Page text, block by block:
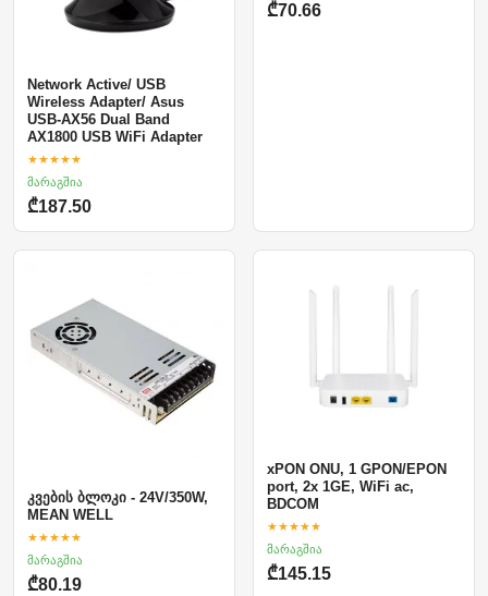
Network Active/ USB
Wireless Adapter/ Asus
USB-AX56 Dual Band
AX1800 USB WiFi Adapter
★★★★★
მარაგშია
₾187.50
₾70.66
კვების ბლოკი - 24V/350W,
MEAN WELL
★★★★★
მარაგშია
₾80.19
xPON ONU, 1 GPON/EPON
port, 2x 1GE, WiFi ac,
BDCOM
★★★★★
მარაგშია
₾145.15